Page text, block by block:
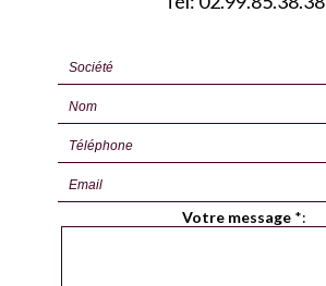
Votre message *: